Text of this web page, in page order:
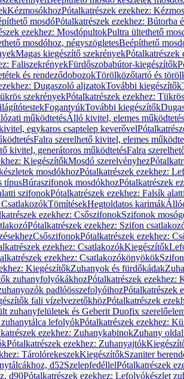
KézmosókhozPótalkatrészek ezekhez:
mosdóPótalkatrészek ezekhez: Bútorba
ezekhez: MosdópultokPultra ültethető
mosdóhoz, négyszögletesBeépíthető
Magas kiegészítő szekrényekPótalkatrészek
FaliszekrényekFürdőszobabútor-kiegészítők
és rendeződobozokTörölközőtartó és
Dugaszoló aljzatokTovábbi kiegészítők
szekrényekPótalkatrészek ezekhez:
FogantyúkTovábbi kiegészítők
működtetésÁlló kivitel, elemes működtetés
egykaros csaptelep keverővel
Falra szerelhető kivitel, elemes
kivitel, generátoros működtetésFalra
KiegészítőkMosdó szerelvényhez
mosdókhozPótalkatrészek ezekhez:
típusBúraszifonok mosdókhozPótalkatrészek
szifonokPótalkatrészek ezekhez: Falsík
TömítésekHegtoldatos karimák
ezekhez: CsőszifonokSzifonok
Pótalkatrészek ezekhez: Szifon
CsőszifonokPótalkatrészek ezekhez:
ezekhez: CsatlakozókKiegészítők
ezekhez: Csatlakozókönyökök
KiegészítőkZuhanyok és fürdőkádak
zuhanyfolyókákhozPótalkatrészek ezekhez:
padlóösszefolyóihozPótalkatrészek
fali vízelvezetőkhözPótalkatrészek
zuhanyfelületek és Geberit Duofix
lefolyókPótalkatrészek ezekhez:
ezekhez: ZuhanykabinokZuhany
Pótalkatrészek ezekhez: Zuhanyajtók
TárolórekeszekKiegészítőkSzaniter
d52SzelepfedéllelPótalkatrészek
d90Pótalkatrészek ezekhez: Lefolyókészlet